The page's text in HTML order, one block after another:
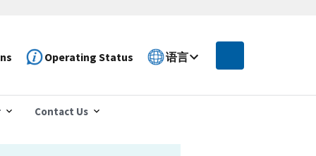
Operating Status 语言
Contact Us